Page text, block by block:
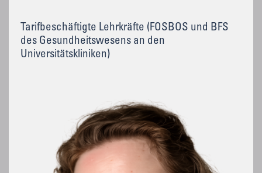
Tarifbeschäftigte Lehrkräfte (FOSBOS und BFS
des Gesundheitswesens an den
Universitätskliniken)